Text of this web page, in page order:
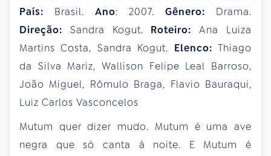
País: Brasil. Ano: 2007.Gênero: Drama.
Direção: Sandra Kogut. Roteiro: Ana Luiza
Martins Costa, Sandra Kogut. Elenco:Thiago
da Silva Mariz, Wallison Felipe Leal Barroso,
João Miguel, Rômulo Braga, Flavio Bauraqui,
Luiz Carlos Vasconcelos
Mutum quer dizer mudo. Mutum é uma ave
negra que só canta à noite. E Mutum é